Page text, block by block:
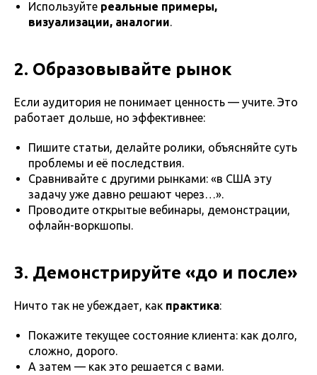
Используйте реальные примеры,
визуализации, аналогии.
2. Образовывайте рынок
Если аудитория не понимает ценность — учите. Это
работает дольше, но эффективнее:
Пишите статьи, делайте ролики, объясняйте суть
проблемы и её последствия.
Сравнивайте с другими рынками: «в США эту
задачу уже давно решают через…».
Проводите открытые вебинары, демонстрации,
офлайн-воркшопы.
3. Демонстрируйте «до и после»
Ничто так не убеждает, как практика:
Покажите текущее состояние клиента: как долго,
сложно, дорого.
А затем — как это решается с вами.